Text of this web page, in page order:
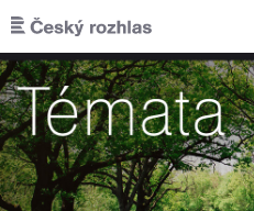
Přejít k hlavnímu obsahu